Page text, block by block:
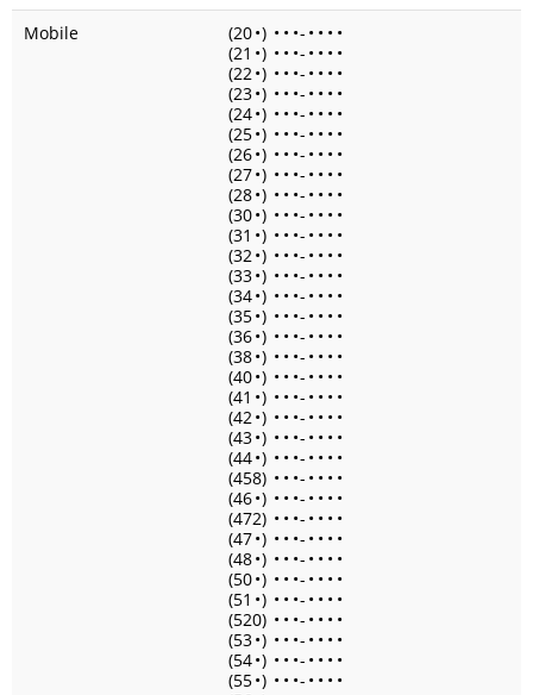
Mobile
(20•) • • •- • • • •
(21 •) • • •- • • • •
(22•) • • •- • • • •
(23•) • • •- • • • •
(24•) • • •- • • • •
(25•) • • •- • • • •
(26•) • • •- • • • •
(27•) • • •- • • • •
(28•) • • •- • • • •
(30•) • • •- • • • •
(31 •) • • •- • • • •
(32•) • • •- • • • •
(33•) • • •- • • • •
(34•) • • •- • • • •
(35•) • • •- • • • •
(36•) • • •- • • • •
(38•) • • •- • • • •
(40•) • • •- • • • •
(41 •) • • •- • • • •
(42•) • • •- • • • •
(43•) • • •- • • • •
(44•) • • •- • • • •
(458) • • •- • • • •
(46•) • • •- • • • •
(472) • • •- • • • •
(47•) • • •- • • • •
(48•) • • •- • • • •
(50•) • • •- • • • •
(51 •) • • •- • • • •
(520) • • •- • • • •
(53•) • • •- • • • •
(54•) • • •- • • • •
(55•) • • •- • • • •